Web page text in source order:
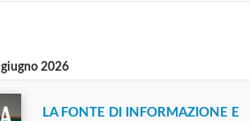
giugno 2026
LA FONTE DI INFORMAZIONE E